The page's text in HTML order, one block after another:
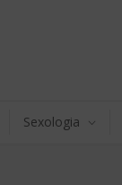
Sexologia